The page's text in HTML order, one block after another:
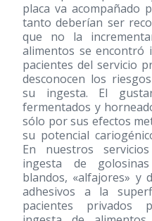
placa va acompañado
tanto deberían ser
que no la
alimentos se encontró
pacientes del servicio
desconocen los
su ingesta. El
fermentados y
sólo por sus efectos
su potencial
En nuestros
ingesta de
blandos, «alfajores» y
adhesivos a la
pacientes privados